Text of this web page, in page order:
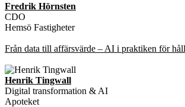
Fredrik Hörnsten
CDO
Hemsö Fastigheter
Från data till affärsvärde – AI i praktiken för
Henrik Tingwall
Digital transformation & AI
Apoteket